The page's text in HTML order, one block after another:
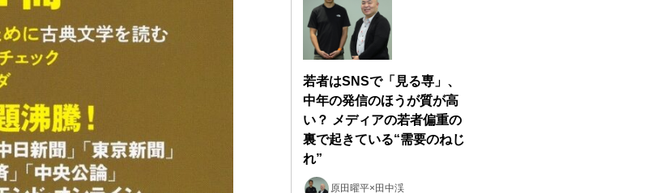
若者はSNSで「見る専」、
中年の発信のほうが質が高
い？ メディアの若者偏重の
裏で起きている“需要のねじ
れ”
原田曜平×田中渓